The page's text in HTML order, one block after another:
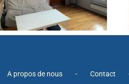
A propos de nous
Contact